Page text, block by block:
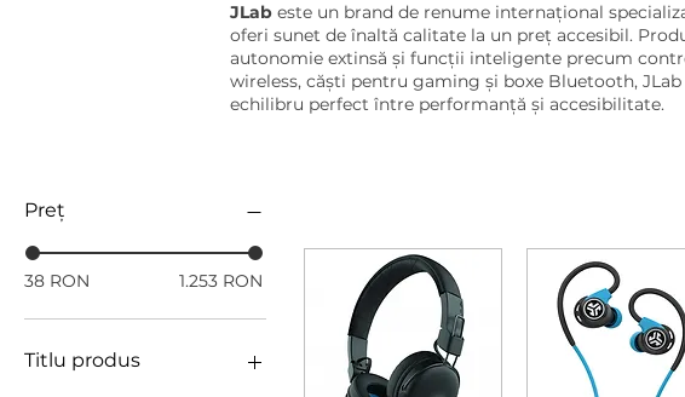
JLab este un brand de renume internațional
oferi sunet de înaltă calitate la un preț accesibil.
autonomie extinsă și funcții inteligente precum
wireless, căști pentru gaming și boxe Bluetooth,
echilibru perfect între performanță și accesibilitate.
Preț
38 RON 1.253 RON
Titlu produs